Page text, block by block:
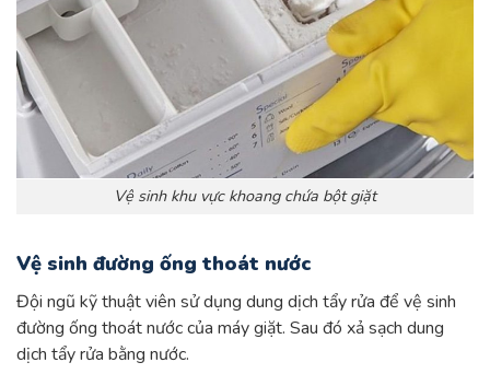
Vệ sinh khu vực khoang chứa bột giặt
Vệ sinh đường ống thoát nước
Đội ngũ kỹ thuật viên sử dụng dung dịch tẩy rửa để vệ sinh
đường ống thoát nước của máy giặt. Sau đó xả sạch dung
dịch tẩy rửa bằng nước.